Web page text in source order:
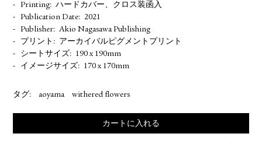
カートに入れる
Printing
ハードカバー、クロス装函入
Publication Date
2021
Publisher
Akio Nagasawa Publishing
プリント
アーカイバルピグメントプリント
シートサイズ
190 x 190mm
イメージサイズ
170 x 170mm
タグ: aoyama withered flowers